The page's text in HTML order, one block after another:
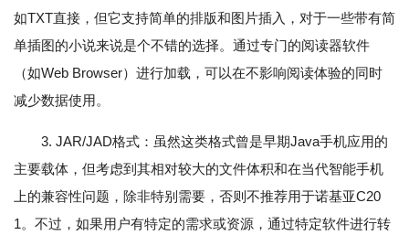
如TXT直接，但它支持简单的排版和图片插入，对于一些带有简
单插图的小说来说是个不错的选择。通过专门的阅读器软件
（如Web Browser）进行加载，可以在不影响阅读体验的同时
减少数据使用。
3. JAR/JAD格式：虽然这类格式曾是早期Java手机应用的
主要载体，但考虑到其相对较大的文件体积和在当代智能手机
上的兼容性问题，除非特别需要，否则不推荐用于诺基亚C20
1。不过，如果用户有特定的需求或资源，通过特定软件进行转